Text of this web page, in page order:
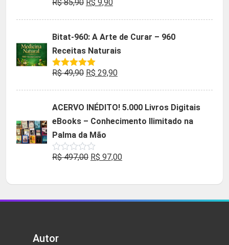
Avaliação
de
R$85,90
era:
R$ 85,90.
R$ 9,90
é:
R$ 9,90.
Bitat-960: A Arte de Curar – 960
Receitas Naturais
Avaliação
R$49,90 O
era:
R$ 49,90.
R$ 29,90O
é:
R$ 29,90.
ACERVO INÉDITO! 5.000 Livros Digitais
eBooks – Conhecimento Ilimitado na
Palma da Mão
Avaliação
5
R$497,00 O
original
era:
R$ 97,00O
atual
é:
Autor